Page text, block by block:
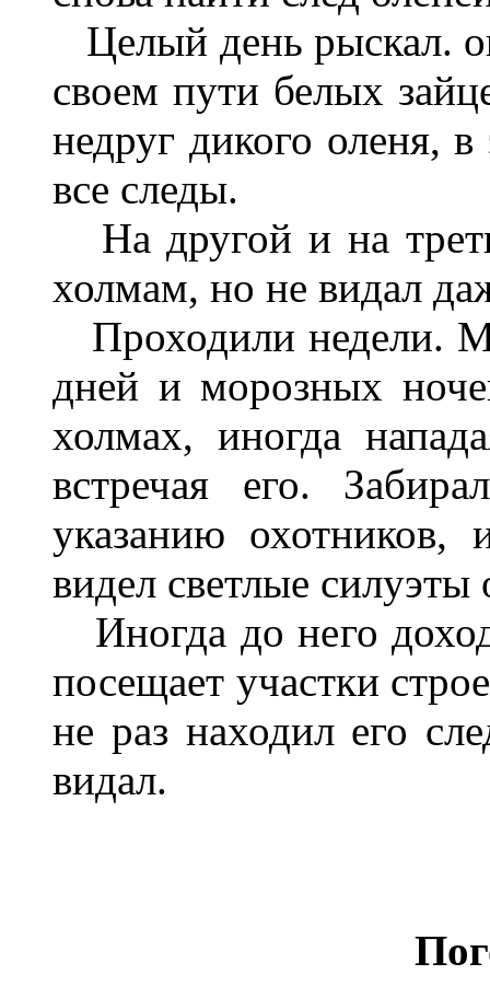
Целый день рыскал.
своем пути белых
недруг дикого оленя,
все следы.
На другой и на
холмам, но не видал
Проходили недели.
дней и морозных
холмах, иногда
встречая его.
указанию охотников,
видел светлые
Иногда до него
посещает участки
не раз находил его
видал.